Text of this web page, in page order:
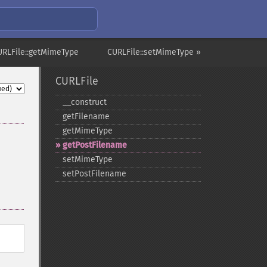
CURLFile::setMimeType »
CURLFile
_​_​construct
getFilename
getMimeType
getPostFilename
setMimeType
setPostFilename